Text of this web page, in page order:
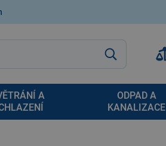
A
ODPAD A
KANALIZACE